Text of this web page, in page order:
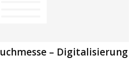
– Digitalisierung